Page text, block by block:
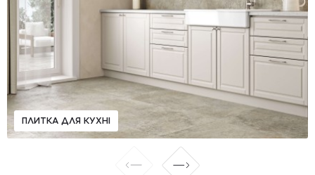
ПЛИТКА ДЛЯ КУХНІ